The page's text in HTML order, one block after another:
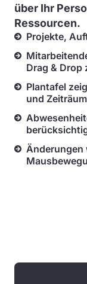
über Ihr
Ressourcen.
Projekte,
Drag & Drop
Plantafel
und
Änderungen